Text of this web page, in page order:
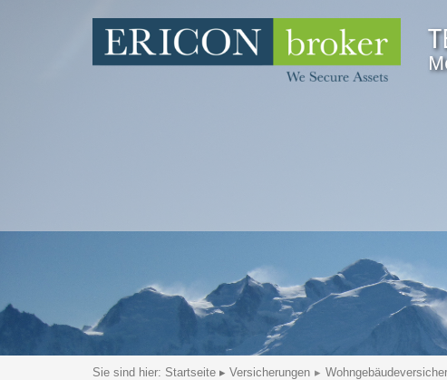
Sie sind hier: Startseite ▸ Versicherungen